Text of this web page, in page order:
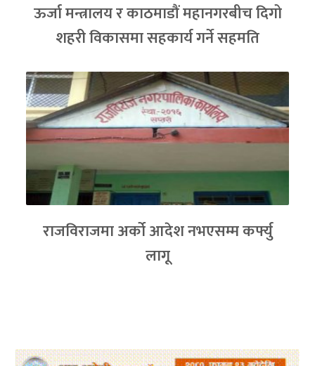
ऊर्जा मन्त्रालय र काठमाडौं महानगरबीच दिगो
शहरी विकासमा सहकार्य गर्ने सहमति
राजविराजमा अर्को आदेश नभएसम्म कर्फ्यु
लागू